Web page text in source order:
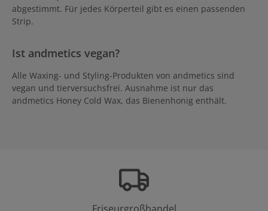
abgestimmt. Für jedes Körperteil gibt es einen passenden
Strip.
Ist andmetics vegan?
Alle Waxing- und Styling-Produkten von andmetics sind
vegan und tierversuchsfrei. Ausnahme ist nur das
andmetics Honey Cold Wax, das Bienenhonig enthält.